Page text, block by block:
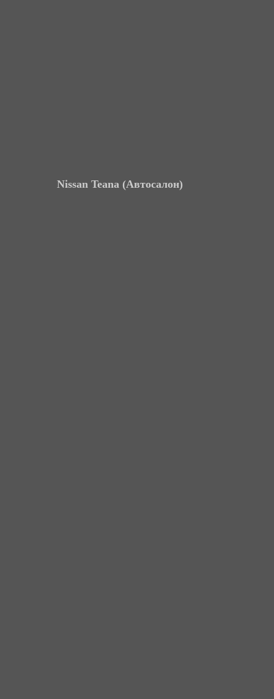
Nissan Teana (Автосалон)